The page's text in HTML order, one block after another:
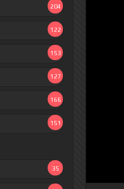
204
122
153
127
166
151
35